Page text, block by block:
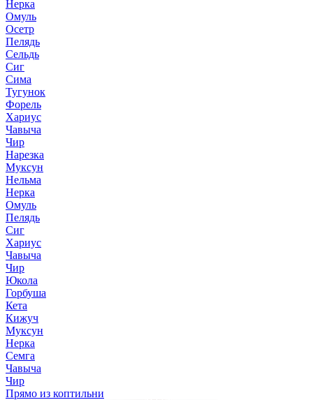
Нерка
Омуль
Осетр
Пелядь
Сельдь
Сиг
Сима
Тугунок
Форель
Хариус
Чавыча
Чир
Нарезка
Муксун
Нельма
Нерка
Омуль
Пелядь
Сиг
Хариус
Чавыча
Чир
Юкола
Горбуша
Кета
Кижуч
Муксун
Нерка
Семга
Чавыча
Чир
Прямо из коптильни